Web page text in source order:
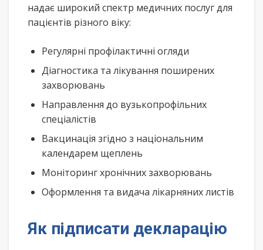
надає широкий спектр медичних послуг для
пацієнтів різного віку:
Регулярні профілактичні огляди
Діагностика та лікування поширених
захворювань
Направлення до вузькопрофільних
спеціалістів
Вакцинація згідно з національним
календарем щеплень
Моніторинг хронічних захворювань
Оформлення та видача лікарняних листів
Як підписати декларацію